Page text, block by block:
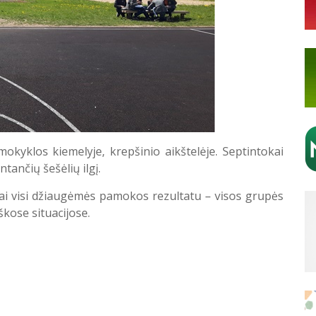
kiemelyje, krepšinio aikštelėje. Septintokai
šešėlių ilgį.
visi džiaugėmės pamokos rezultatu – visos grupės
situacijose.